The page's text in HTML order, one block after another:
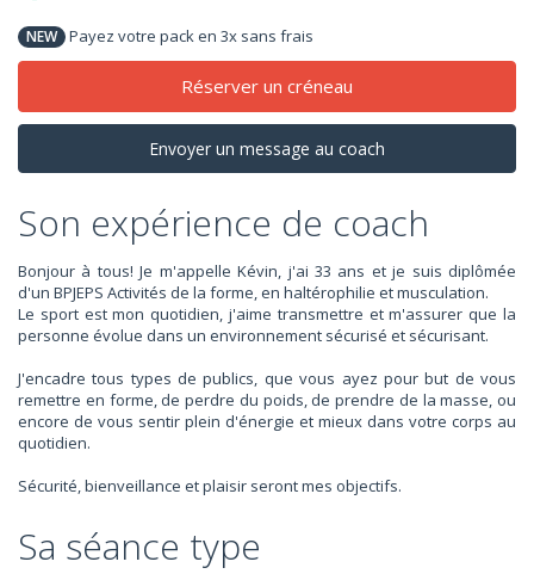
NEW Payez votre pack en 3x sans frais
Réserver un créneau
Envoyer un message au coach
Son expérience de coach
Bonjour à tous! Je m'appelle Kévin, j'ai 33 ans et je suis diplômée
d'un BPJEPS Activités de la forme, en haltérophilie et musculation.
Le sport est mon quotidien, j'aime transmettre et m'assurer que la
personne évolue dans un environnement sécurisé et sécurisant.
J'encadre tous types de publics, que vous ayez pour but de vous
remettre en forme, de perdre du poids, de prendre de la masse, ou
encore de vous sentir plein d'énergie et mieux dans votre corps au
quotidien.
Sécurité, bienveillance et plaisir seront mes objectifs.
Sa séance type